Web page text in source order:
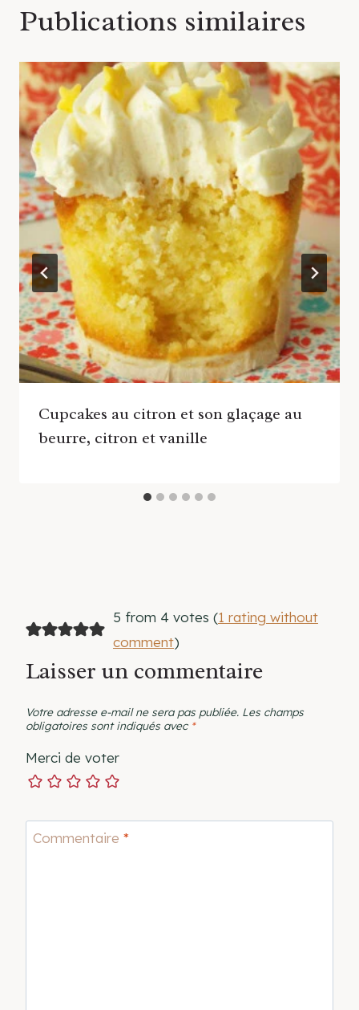
Publications similaires
Cupcakes au citron et son glaçage au
beurre, citron et vanille
5 from 4 votes (1 rating without
comment)
Laisser un commentaire
Votre adresse e-mail ne sera pas publiée. Les champs
obligatoires sont indiqués avec *
Merci de voter
Commentaire *